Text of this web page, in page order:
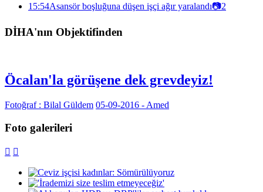
15:54Asansör boşluğuna düşen işçi ağır yaralandı📷2
DİHA'nın Objektifinden
Öcalan'la görüşene dek grevdeyiz!
Fotoğraf : Bilal Güldem 05-09-2016 - Amed
Foto galerileri
 